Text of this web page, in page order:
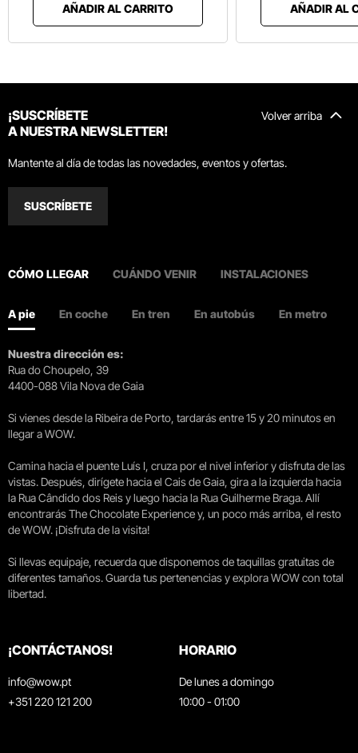
AÑADIR AL CARRITO AÑADIR AL
Volver arriba
¡SUSCRÍBETE
A NUESTRA NEWSLETTER!
Mantente al día de todas las novedades, eventos y ofertas.
SUSCRÍBETE
CÓMO LLEGAR CUÁNDO VENIR INSTALACIONES
A pie En coche En tren En autobús En metro
Nuestra dirección es:
Rua do Choupelo, 39
4400-088 Vila Nova de Gaia
Si vienes desde la Ribeira de Porto, tardarás entre 15 y 20 minutos en
llegar a WOW.
Camina hacia el puente Luís I, cruza por el nivel inferior y disfruta de las
vistas. Después, dirígete hacia el Cais de Gaia, gira a la izquierda hacia
la Rua Cândido dos Reis y luego hacia la Rua Guilherme Braga. Allí
encontrarás The Chocolate Experience y, un poco más arriba, el resto
de WOW. ¡Disfruta de la visita!
Si llevas equipaje, recuerda que disponemos de taquillas gratuitas de
diferentes tamaños. Guarda tus pertenencias y explora WOW con total
libertad.
¡CONTÁCTANOS!
info@wow.pt
+351 220 121 200
HORARIO
De lunes a domingo
10:00 - 01:00